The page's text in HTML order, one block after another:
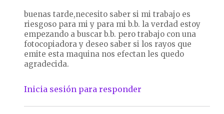
buenas tarde,necesito saber si mi trabajo es
riesgoso para mi y para mi b.b. la verdad estoy
empezando a buscar b.b. pero trabajo con una
fotocopiadora y deseo saber si los rayos que
emite esta maquina nos efectan les quedo
agradecida.
Inicia sesión para responder